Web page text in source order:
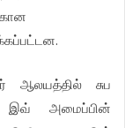
ஆலயத்தில் சுப
இவ் அமைப்பின்